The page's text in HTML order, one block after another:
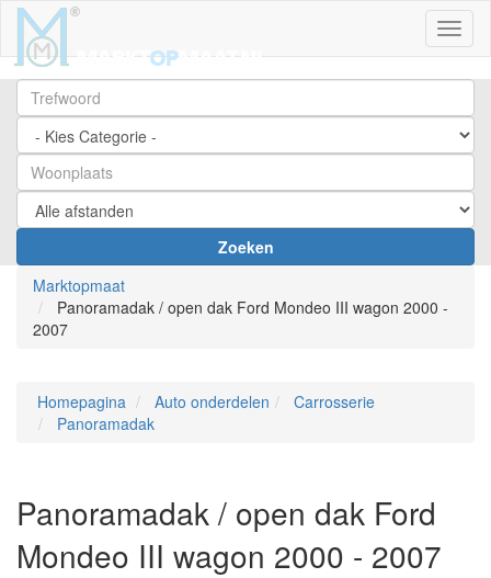
Zoeken
Marktopmaat
Panoramadak / open dak Ford Mondeo III wagon 2000 -
2007
Homepagina Auto onderdelen
Carrosserie
Panoramadak
Panoramadak / open dak Ford
Mondeo III wagon 2000 - 2007